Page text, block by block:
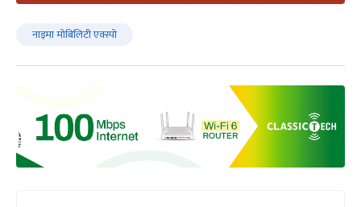
नाइमा मोबिलिटी एक्स्पो